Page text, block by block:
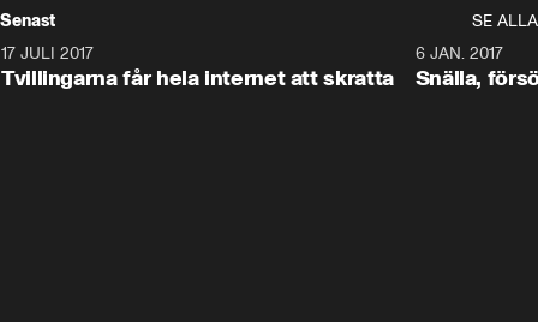
Senast
SE ALLA
17 JULI 2017
Tvillingarna får hela internet att skratta
6 JAN. 2017
Snälla,